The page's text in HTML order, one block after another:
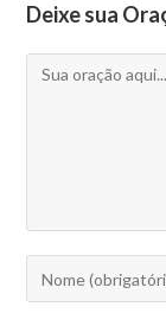
Deixe sua